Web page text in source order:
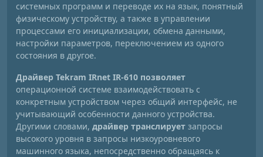
системных программ и переводе их на язык, понятный
физическому устройству, а также в управлении
процессами его инициализации, обмена данными,
настройки параметров, переключением из одного
состояния в другое.
Драйвер Tekram IRnet IR-610 позволяет
операционной системе взаимодействовать с
конкретным устройством через общий интерфейс, не
учитывающий особенности данного устройства.
Другими словами, драйвер транслирует запросы
высокого уровня в запросы низкоуровневого
машинного языка, непосредственно обращаясь к